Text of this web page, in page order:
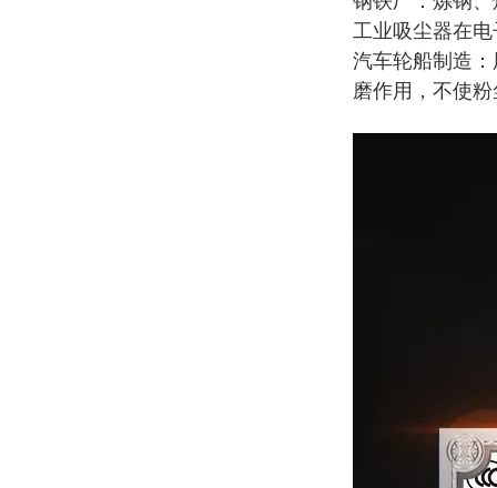
工业吸尘器在
汽车轮船制造
磨作用，不使